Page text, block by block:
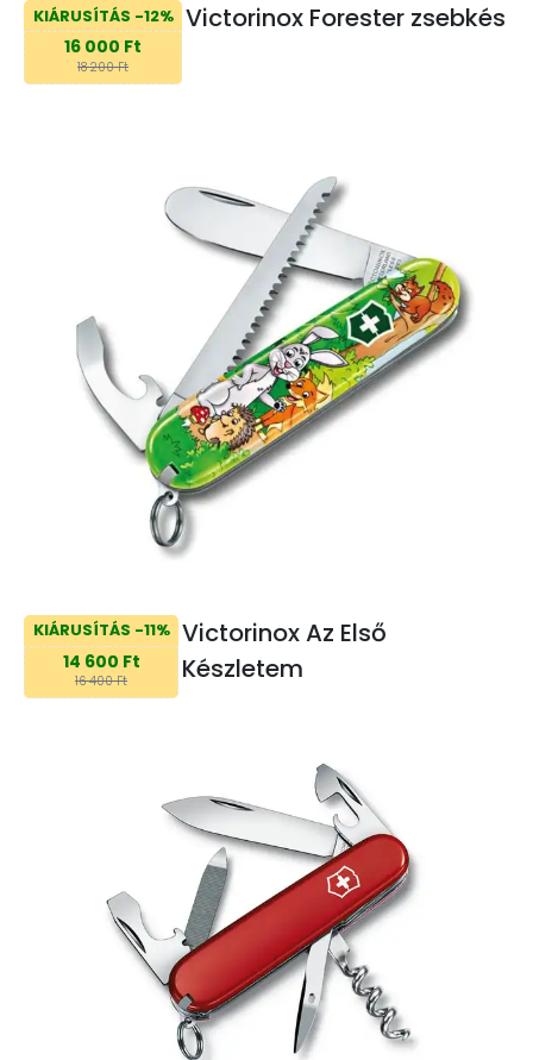
KIÁRUSÍTÁS -12%
16 000 Ft
18 200 Ft
Victorinox Forester zsebkés
KIÁRUSÍTÁS -11%
14 600 Ft
16 400 Ft
Victorinox Az Első
Készletem